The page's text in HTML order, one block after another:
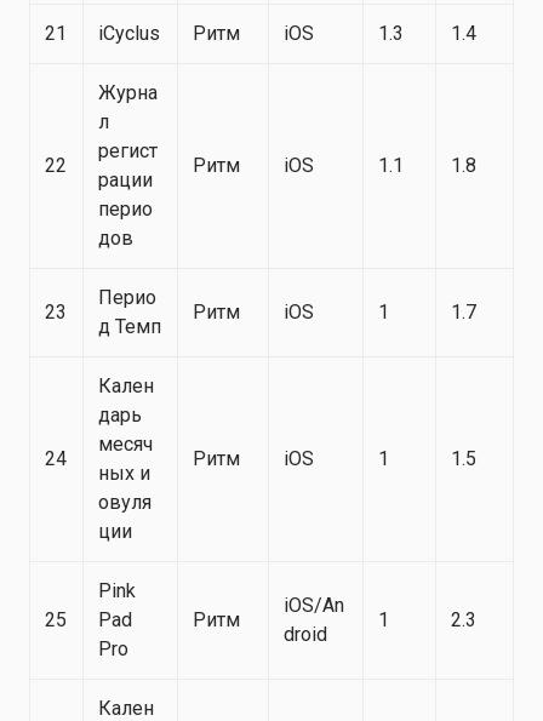
21 iCyclus Ритм iOS 1.3 1.4
22
Журна
л
регист
рации
перио
дов
Ритм iOS 1.1 1.8
23
Перио
д Темп
Ритм iOS 1 1.7
24
Кален
дарь
месяч
ных и
овуля
ции
Ритм iOS 1 1.5
25
Pink
Pad
Pro
Ритм
iOS/An
droid
1 2.3
Кален